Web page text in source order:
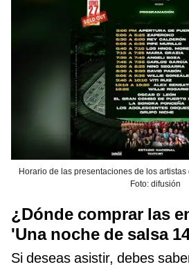
Horario de las presentaciones de los
Foto: difusión
¿Dónde comprar las
'Una noche de salsa
Si deseas asistir, debes